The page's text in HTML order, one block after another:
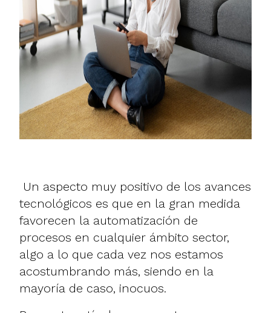
Un aspecto muy positivo de los avances
tecnológicos es que en la gran medida
favorecen la automatización de
procesos en cualquier ámbito sector,
algo a lo que cada vez nos estamos
acostumbrando más, siendo en la
mayoría de caso, inocuos.